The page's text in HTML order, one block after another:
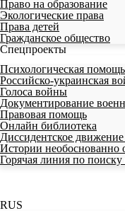
Право на образование
Экологические права
Права детей
Гражданское общество
Спецпроекты
Психологическая помощь
Российско-украинская
Голоса войны
Документирование
Правовая помощь
Онлайн библиотека
Диссидентское
Истории необоснованно
Горячая линия по
RUS